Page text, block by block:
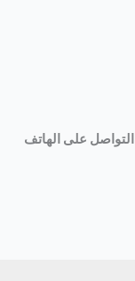
على الهاتف